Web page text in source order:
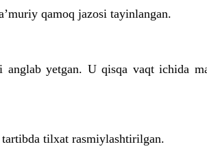
qamoq jazosi tayinlangan.
yetgan. U qisqa vaqt ichida
tilxat rasmiylashtirilgan.